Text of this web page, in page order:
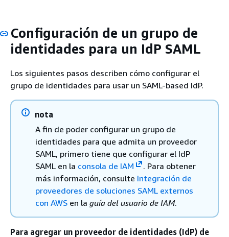
Configuración de un grupo de
identidades para un IdP SAML
Los siguientes pasos describen cómo configurar el
grupo de identidades para usar un SAML-based IdP.
nota
A fin de poder configurar un grupo de
identidades para que admita un proveedor
SAML, primero tiene que configurar el IdP
SAML en la consola de IAM
. Para obtener
más información, consulte Integración de
proveedores de soluciones SAML externos
con AWS en la guía del usuario de IAM.
Para agregar un proveedor de identidades (IdP) de